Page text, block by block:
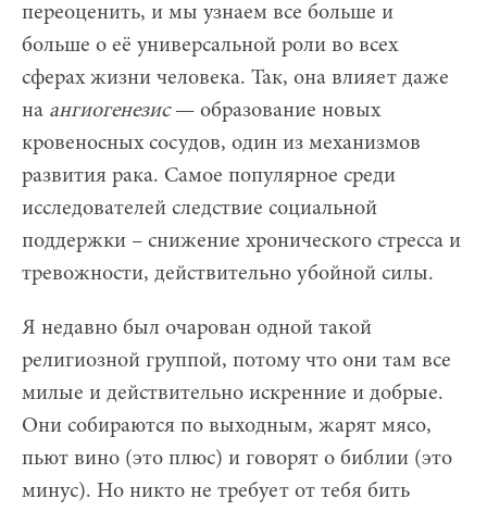
переоценить, и мы узнаем все больше и
больше о её универсальной роли во всех
сферах жизни человека. Так, она влияет даже
на ангиогенезис— образование новых
кровеносных сосудов, один из механизмов
развития рака. Самое популярное среди
исследователей следствие социальной
поддержки – снижение хронического стресса и
тревожности, действительно убойной силы.
Я недавно был очарован одной такой
религиозной группой, потому что они там все
милые и действительно искренние и добрые.
Они собираются по выходным, жарят мясо,
пьют вино (это плюс) и говорят о библии (это
минус). Но никто не требует от тебя бить